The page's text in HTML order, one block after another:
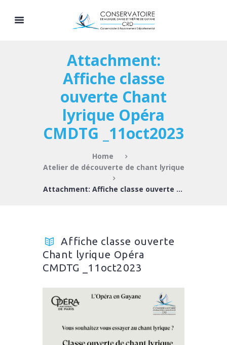
Attachment:
Affiche classe
ouverte Chant
lyrique Opéra
CMDTG _11oct2023
Home
Atelier de découverte de chant lyrique
Attachment: Affiche classe ouverte Chant...
Affiche classe ouverte
Chant lyrique Opéra
CMDTG _11oct2023